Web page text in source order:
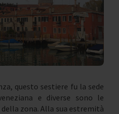
questo sestiere fu la sede
e diverse sono le
zona. Alla sua estremità